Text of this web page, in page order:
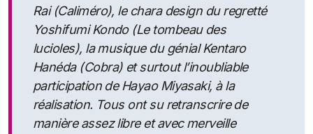
Rai (Caliméro), le chara design du regretté
Yoshifumi Kondo (Le tombeau des
lucioles), la musique du génial Kentaro
Hanéda (Cobra) et surtout l’inoubliable
participation de Hayao Miyasaki, à la
réalisation. Tous ont su retranscrire de
manière assez libre et avec merveille